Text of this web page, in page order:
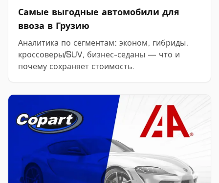
Самые выгодные автомобили для
ввоза в Грузию
Аналитика по сегментам: эконом, гибриды,
кроссоверы/SUV, бизнес-седаны — что и
почему сохраняет стоимость.